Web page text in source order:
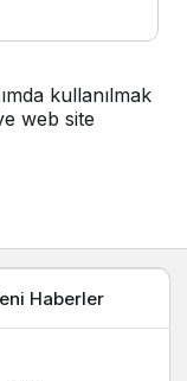
kullanılmak
web site
Haberler